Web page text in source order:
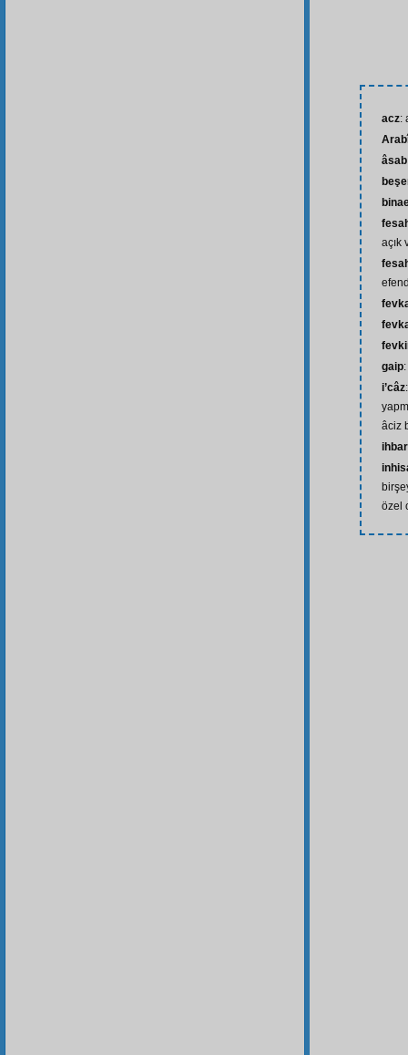
acz:
âsab
açık
gaip
i’câz
âciz
ihbar
özel